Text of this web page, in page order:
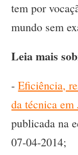
tem por
mundo sem
Leia mais
-Eficiência,
da técnica
publicada na
07-04-2014;